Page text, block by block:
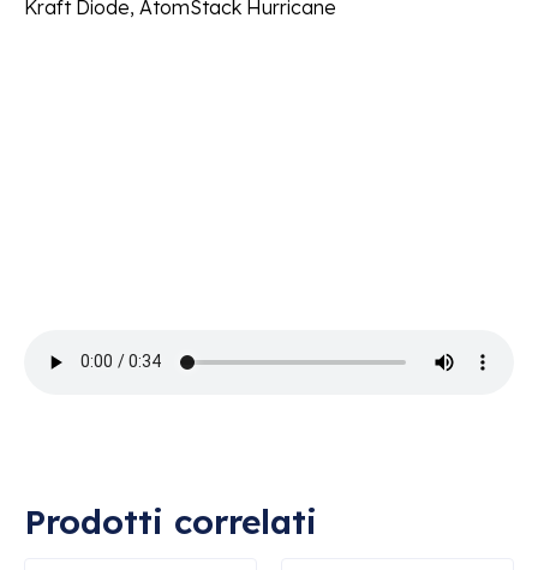
Kraft Diode, AtomStack Hurricane
Prodotti correlati